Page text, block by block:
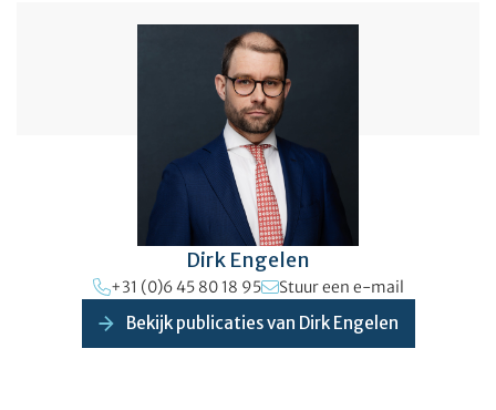
Dirk Engelen
+31 (0)6 45 80 18 95 Stuur een e-mail
Bekijk publicaties van Dirk Engelen